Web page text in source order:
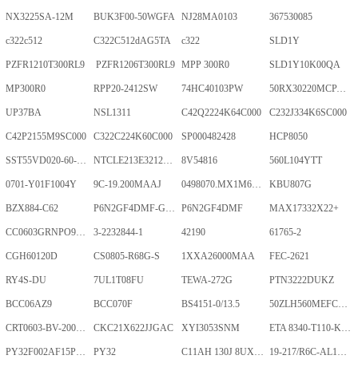
NX3225SA-12M BUK3F00-50WGFA NJ28MA0103 367530085
c322c512 C322C512dAG5TA c322 SLD1Y
PZFR1210T300RL9 PZFR1206T300RL9 MPP 300R0 SLD1Y10K00QA
MP300R0 RPP20-2412SW 74HC40103PW 50RX30220MCPA10X20
UP37BA NSL1311 C42Q2224K64C000 C232J334K6SC000
C42P2155M9SC000 C322C224K60C000 SP000482428 HCP8050
SST55VD020-60-C-TQWE NTCLE213E3212FMT 8V54816 560L104YTT
0701-Y01F1004Y 9C-19.200MAAJ 0498070.MX1M6-CN KBU807G
BZX884-C62 P6N2GF4DMF-GKT-2Gb P6N2GF4DMF MAX17332X22+
CC0603GRNPO9BN400 3-2232844-1 42190 61765-2
CGH60120D CS0805-R68G-S 1XXA26000MAA FEC-2621
RY4S-DU 7UL1T08FU TEWA-272G PTN3222DUKZ
BCC06AZ9 BCC070F BS4151-0/13.5 50ZLH560MEFCRI12.5X25
CRT0603-BV-2001ELF CKC21X622JJGAC XYI3053SNM ETA 8340-T110-K1F1-ALH0-25A
PY32F002AF15P6TU PY32 C11AH 130J 8UXLT 19-217/R6C-AL1M2VY/3T